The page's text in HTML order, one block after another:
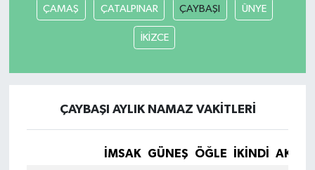
ÇAMAŞ ÇATALPINAR ÇAYBAŞI ÜNYE
İKİZCE
ÇAYBAŞI AYLIK NAMAZ VAKITLERI
İMSAK GÜNEŞ ÖĞLE İKINDI